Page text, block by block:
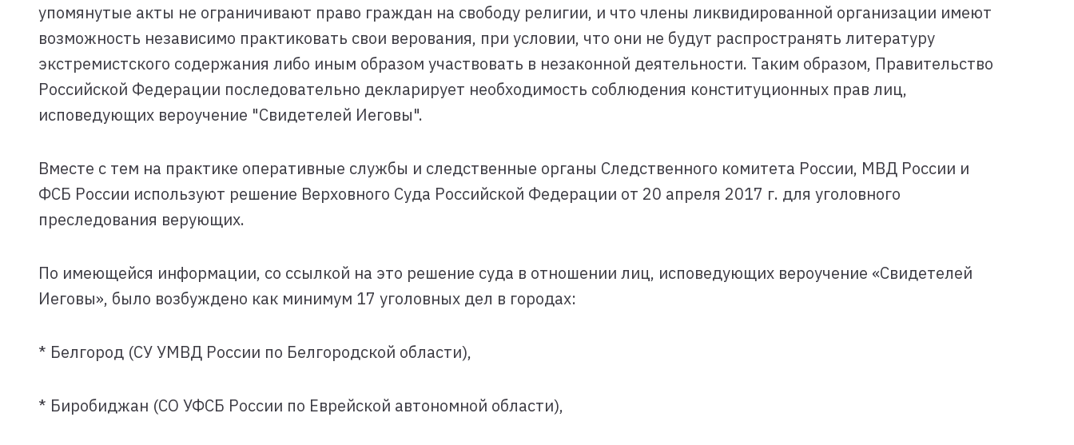
упомянутые акты не ограничивают право граждан на свободу религии, и что члены ликвидированной организации имеют
возможность независимо практиковать свои верования, при условии, что они не будут распространять литературу
экстремистского содержания либо иным образом участвовать в незаконной деятельности. Таким образом, Правительство
Российской Федерации последовательно декларирует необходимость соблюдения конституционных прав лиц,
исповедующих вероучение "Свидетелей Иеговы".
Вместе с тем на практике оперативные службы и следственные органы Следственного комитета России, МВД России и
ФСБ России используют решение Верховного Суда Российской Федерации от 20 апреля 2017 г. для уголовного
преследования верующих.
По имеющейся информации, со ссылкой на это решение суда в отношении лиц, исповедующих вероучение «Свидетелей
Иеговы», было возбуждено как минимум 17 уголовных дел в городах:
* Белгород (СУ УМВД России по Белгородской области),
* Биробиджан (СО УФСБ России по Еврейской автономной области),